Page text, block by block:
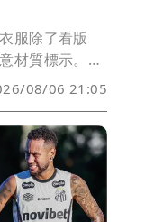
服除了看版
材質標示。一
時，意外發
皮外套，仔細
％豬皮」，讓
算是真皮
等穆斯林市場
掀起熱議，也
08/06 21:05